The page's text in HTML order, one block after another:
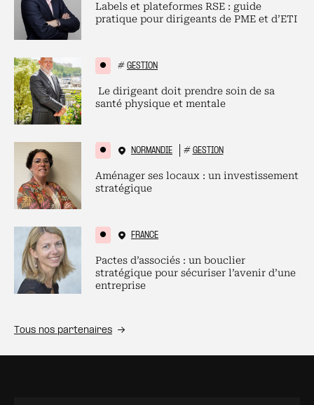
Labels et plateformes RSE : guide
pratique pour dirigeants de PME et d’ETI
# GESTION
Le dirigeant doit prendre soin de sa
santé physique et mentale
NORMANDIE # GESTION
Aménager ses locaux : un investissement
stratégique
FRANCE
Pactes d’associés : un bouclier
stratégique pour sécuriser l’avenir d’une
entreprise
Tous nos partenaires